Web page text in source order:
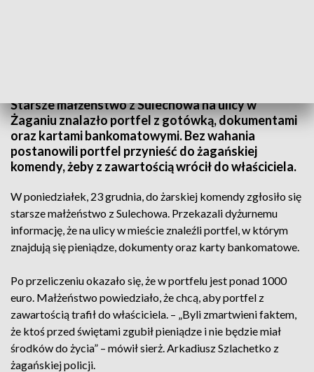
Starsze małżeństwo z Sulechowa na ulicy w
Żaganiu znalazło portfel z gotówką, dokumentami
oraz kartami bankomatowymi. Bez wahania
postanowili portfel przynieść do żagańskiej
komendy, żeby z zawartością wrócił do właściciela.
W poniedziałek, 23 grudnia, do żarskiej komendy zgłosiło się
starsze małżeństwo z Sulechowa. Przekazali dyżurnemu
informację, że na ulicy w mieście znaleźli portfel, w którym
znajdują się pieniądze, dokumenty oraz karty bankomatowe.
Po przeliczeniu okazało się, że w portfelu jest ponad 1000
euro. Małżeństwo powiedziało, że chcą, aby portfel z
zawartością trafił do właściciela. – „Byli zmartwieni faktem,
że ktoś przed świętami zgubił pieniądze i nie będzie miał
środków do życia” – mówił sierż. Arkadiusz Szlachetko z
żagańskiej policji.